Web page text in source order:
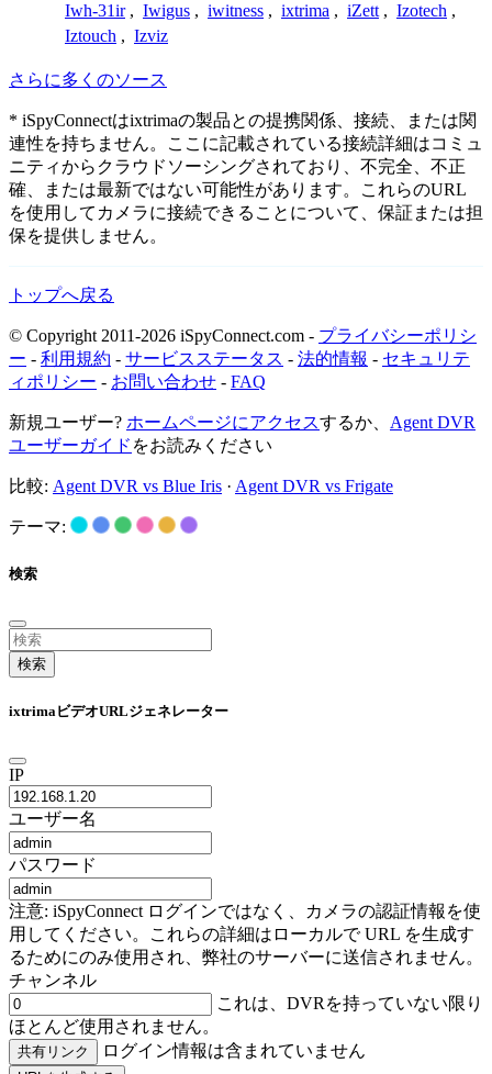
Iwh-31ir , Iwigus , iwitness , ixtrima , iZett , Izotech ,
Iztouch , Izviz
さらに多くのソース
* iSpyConnectはixtrimaの製品との提携関係、接続、または関
連性を持ちません。ここに記載されている接続詳細はコミュ
ニティからクラウドソーシングされており、不完全、不正
確、または最新ではない可能性があります。これらのURL
を使用してカメラに接続できることについて、保証または担
保を提供しません。
トップへ戻る
© Copyright 2011-2026 iSpyConnect.com - プライバシーポリシ
ー - 利用規約 - サービスステータス - 法的情報 - セキュリテ
ィポリシー - お問い合わせ - FAQ
新規ユーザー? ホームページにアクセスするか、 Agent DVR
ユーザーガイド をお読みください
比較: Agent DVR vs Blue Iris · Agent DVR vs Frigate
テーマ:
検索
検索
ixtrimaビデオURLジェネレーター
IP
ユーザー名
パスワード
注意: iSpyConnect ログインではなく、カメラの認証情報を使
用してください。これらの詳細はローカルで URL を生成す
るためにのみ使用され、弊社のサーバーに送信されません。
チャンネル
これは、DVRを持っていない限り
ほとんど使用されません。
共有リンク ログイン情報は含まれていません